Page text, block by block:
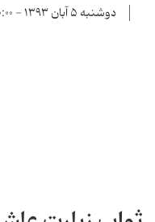
دوشنبه ۵ آبان ۱۳۹۳ - ۰۰:۰۰